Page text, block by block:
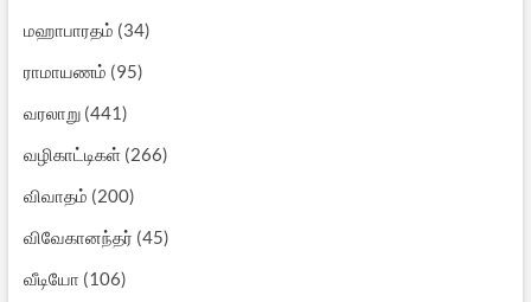
மஹாபாரதம் (34)
ராமாயணம் (95)
வரலாறு(441)
வழிகாட்டிகள்(266)
விவாதம் (200)
விவேகானந்தர் (45)
வீடியோ (106)